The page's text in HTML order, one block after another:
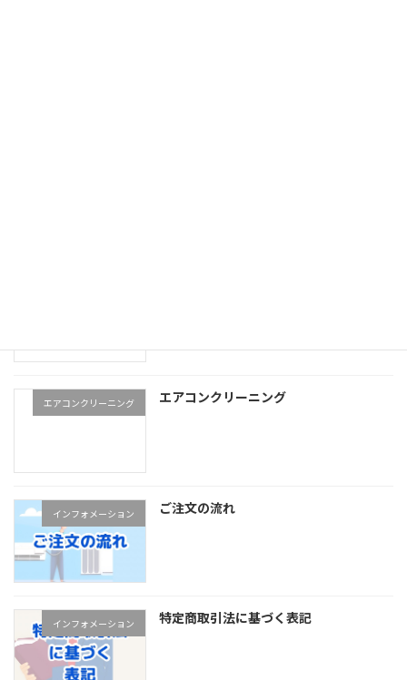
エアコンクリーニング エアコンクリーニング
インフォメーション ご注文の流れ
インフォメーション 特定商取引法に基づく表記